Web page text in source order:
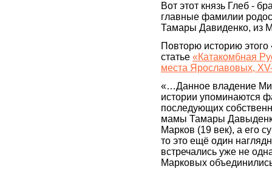
Вот этот князь Глеб -
главные фамилии
Тамары Давиденко, из
Повторю историю
статье «Катакомбная
места Ярославовых,
«…Данное владение
истории упоминаются
последующих
мамы Тамары
Марков (19 век), а его
то это ещё один
встречались уже не
Марковых